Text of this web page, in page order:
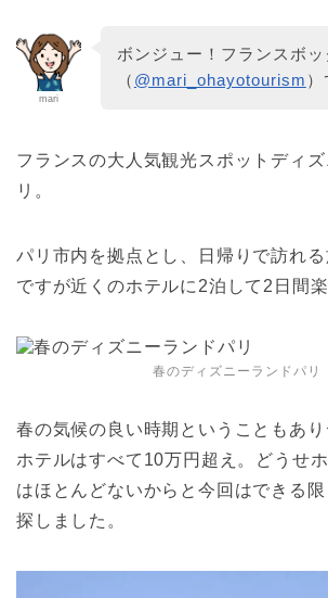
mari
ボンジュー！フランスボッ
（ @mari_ohayotourism ）
フランスの大人気観光スポットディ
リ。
パリ市内を拠点とし、日帰りで訪れ
ですが近くのホテルに2泊して2日間楽
春のディズニーランドパリ
春の気候の良い時期ということもあ
ホテルはすべて10万円超え。どうせ
はほとんどないからと今回はできる
探しました。